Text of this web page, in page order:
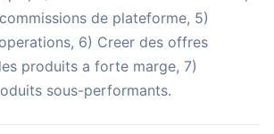
de plateforme, 5)
6) Creer des offres
produits a forte marge, 7)
sous-performants.